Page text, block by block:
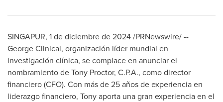
SINGAPUR, 1 de diciembre de 2024/PRNewswire/ --
George Clinical, organización líder mundial en
investigación clínica, se complace en anunciar el
nombramiento deTony Proctor, C.P.A., como director
financiero (CFO). Con más de 25 años de experiencia en
liderazgo financiero, Tony aporta una gran experiencia en el